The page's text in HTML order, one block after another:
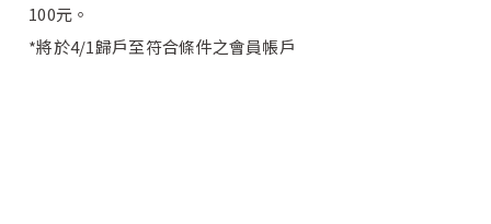
100元。
*將於4/1歸戶至符合條件之會員帳戶